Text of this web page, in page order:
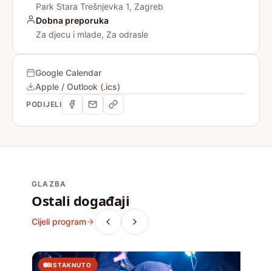
Park Stara Trešnjevka 1, Zagreb
Dobna preporuka
Za djecu i mlade, Za odrasle
Google Calendar
Apple / Outlook (.ics)
PODIJELI
GLAZBA
Ostali događaji
Cijeli program
ISTAKNUTO